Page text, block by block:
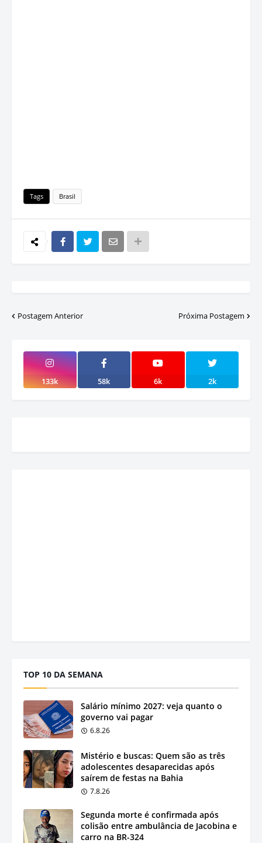
Tags Brasil
Postagem Anterior Próxima Postagem
133k 58k 6k 2k
TOP 10 DA SEMANA
Salário mínimo 2027: veja quanto o
governo vai pagar
6.8.26
Mistério e buscas: Quem são as três
adolescentes desaparecidas após
saírem de festas na Bahia
7.8.26
Segunda morte é confirmada após
colisão entre ambulância de Jacobina e
carro na BR-324